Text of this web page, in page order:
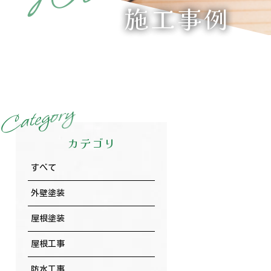
施工事例
ategory
カテゴリ
すべて
外壁塗装
屋根塗装
屋根工事
防水工事